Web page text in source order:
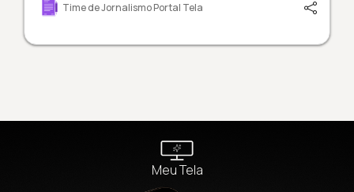
Time de Jornalismo Portal Tela
Meu Tela